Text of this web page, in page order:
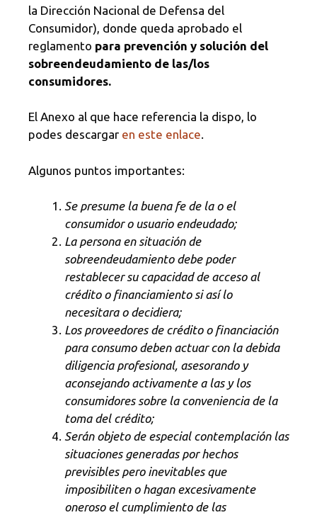
la Dirección Nacional de Defensa del
Consumidor), donde queda aprobado el
reglamento para prevención y solución del
sobreendeudamiento de las/los
consumidores.
El Anexo al que hace referencia la dispo, lo
podes descargar en este enlace.
Algunos puntos importantes:
Se presume la buena fe de la o el
consumidor o usuario endeudado;
La persona en situación de
sobreendeudamiento debe poder
restablecer su capacidad de acceso al
crédito o financiamiento si así lo
necesitara o decidiera;
Los proveedores de crédito o financiación
para consumo deben actuar con la debida
diligencia profesional, asesorando y
aconsejando activamente a las y los
consumidores sobre la conveniencia de la
toma del crédito;
Serán objeto de especial contemplación las
situaciones generadas por hechos
previsibles pero inevitables que
imposibiliten o hagan excesivamente
oneroso el cumplimiento de las